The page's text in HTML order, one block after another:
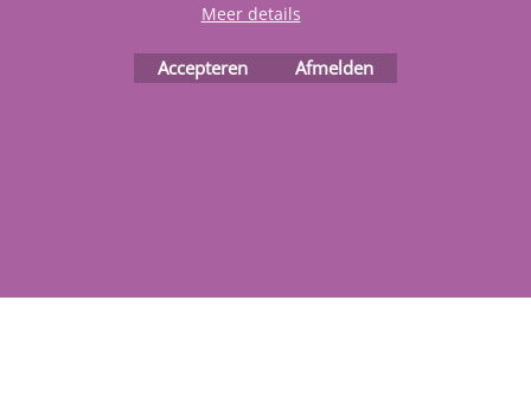
Meer details
Accepteren Afmelden